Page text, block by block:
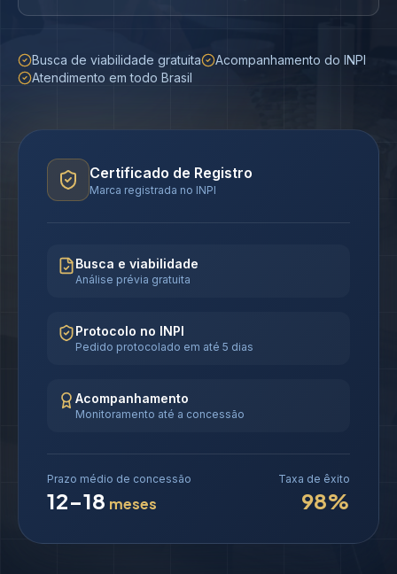
Busca de viabilidade gratuita
Acompanhamento do INPI
Atendimento em todo Brasil
Certificado de Registro
Marca registrada no INPI
Busca e viabilidade
Análise prévia gratuita
Protocolo no INPI
Pedido protocolado em até 5 dias
Acompanhamento
Monitoramento até a concessão
Prazo médio de concessão
12-18 meses
Taxa de êxito
98%